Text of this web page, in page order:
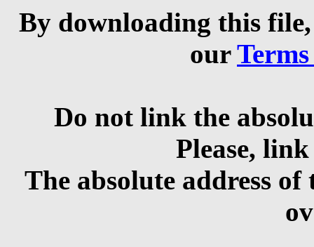
By downloading this
our
Do not link the
Please,
The absolute address